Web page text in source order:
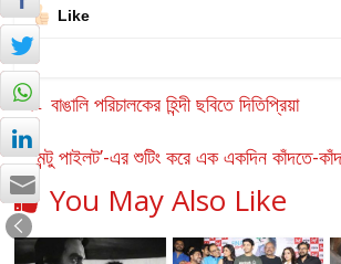
Like
← বাঙালি পরিচালকের হিন্দী ছবিতে দিতিপ্রিয়া
‘‘মন্টু পাইলট’-এর শুটিং করে এক একদিন কাঁদতে-
You May Also Like